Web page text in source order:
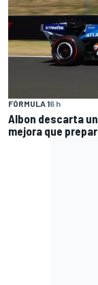
FÓRMULA 16 h
Albon descarta
mejora que